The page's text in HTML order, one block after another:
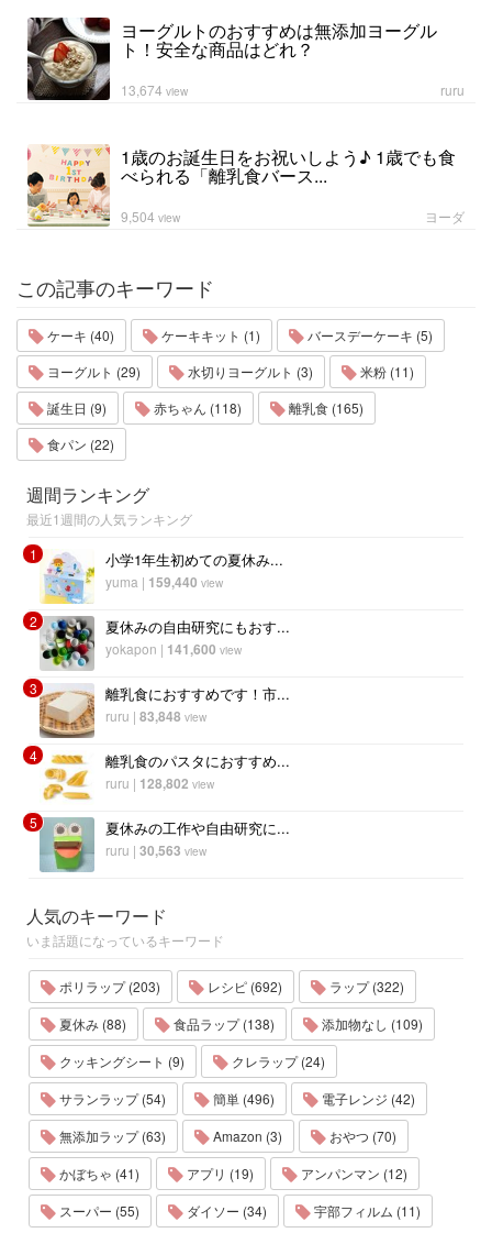
ヨーグルトのおすすめは無添加ヨーグル
ト！安全な商品はどれ？
ruru
13,674 view
1歳のお誕生日をお祝いしよう♪ 1歳でも食
べられる「離乳食バース...
ヨーダ
9,504 view
この記事のキーワード
ケーキ (40) ケーキキット (1)
バースデーケーキ (5)
ヨーグルト (29)
水切りヨーグルト (3)
米粉 (11)
誕生日 (9)
赤ちゃん (118)
離乳食 (165)
食パン (22)
週間ランキング
最近1週間の人気ランキング
1
小学1年生初めての夏休み...
yuma | 159,440 view
2 夏休みの自由研究にもおす...
yokapon | 141,600 view
3 離乳食におすすめです！市...
ruru | 83,848 view
4 離乳食のパスタにおすすめ...
ruru | 128,802 view
5 夏休みの工作や自由研究に...
ruru | 30,563 view
人気のキーワード
いま話題になっているキーワード
ポリラップ (203) レシピ (692)
ラップ (322)
夏休み (88)
食品ラップ (138)
添加物なし (109)
クッキングシート (9)
クレラップ (24)
サランラップ (54)
簡単 (496)
電子レンジ (42)
無添加ラップ (63)
Amazon (3)
おやつ (70)
かぼちゃ (41)
アプリ (19)
アンパンマン (12)
スーパー (55)
ダイソー (34) 宇部フィルム (11)